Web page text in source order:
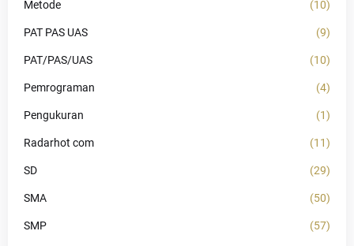
Metode (10)
PAT PAS UAS (9)
PAT/PAS/UAS (10)
Pemrograman (4)
Pengukuran (1)
Radarhot com (11)
SD (29)
SMA (50)
SMP (57)